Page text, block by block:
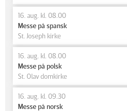
16. aug. kl. 08.00
Messe på spansk
St. Joseph kirke
16. aug. kl. 08.00
Messe på polsk
St. Olav domkirke
16. aug. kl. 09.30
Messe på norsk